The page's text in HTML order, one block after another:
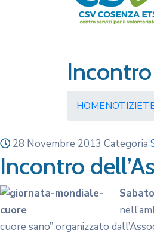
HOMENOTIZIE
28 Novembre 2013 Categoria
Incontro
cuore sano” organizzato